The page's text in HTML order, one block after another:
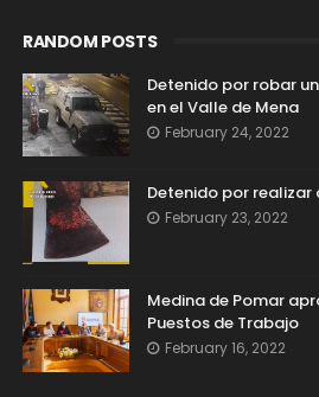
RANDOM POSTS
Detenido por robar
en el Valle de Mena
February 24, 2022
Detenido por realizar
February 23, 2022
Medina de Pomar
Puestos de Trabajo
February 16, 2022